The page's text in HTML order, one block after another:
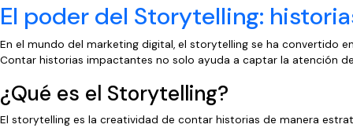
⁠⁠El poder del Storytelling:
En el mundo del marketing digital, el storytelling se ha convertido
Contar historias impactantes no solo ayuda a captar la atención
¿Qué es el Storytelling?
El storytelling es la creatividad de contar historias de manera